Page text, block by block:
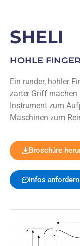
SHELI
HOHLE
Ein runder, hohler
zarter Griff machen
Instrument zum
Maschinen zum
Broschüre
Infos anfordern